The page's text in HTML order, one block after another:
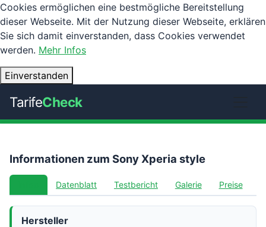
Cookies ermöglichen eine bestmögliche Bereitstellung
dieser Webseite. Mit der Nutzung dieser Webseite, erklären
Sie sich damit einverstanden, dass Cookies verwendet
werden. Mehr Infos
Einverstanden
TarifeCheck
Informationen zum Sony Xperia style
Datenblatt Testbericht Galerie Preise
Hersteller